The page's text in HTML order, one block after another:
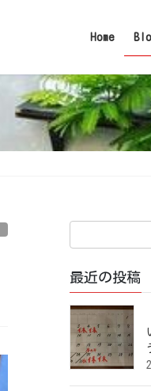
Home
最近の投稿